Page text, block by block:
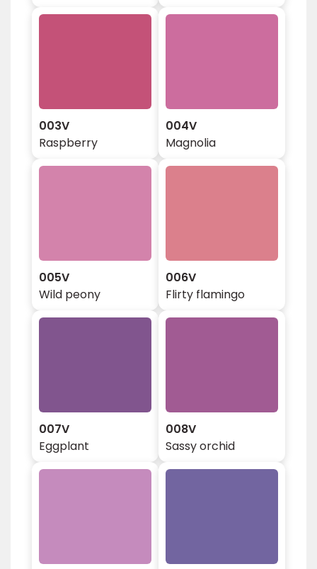
003V
Raspberry
004V
Magnolia
005V
Wild peony
006V
Flirty flamingo
007V
Eggplant
008V
Sassy orchid